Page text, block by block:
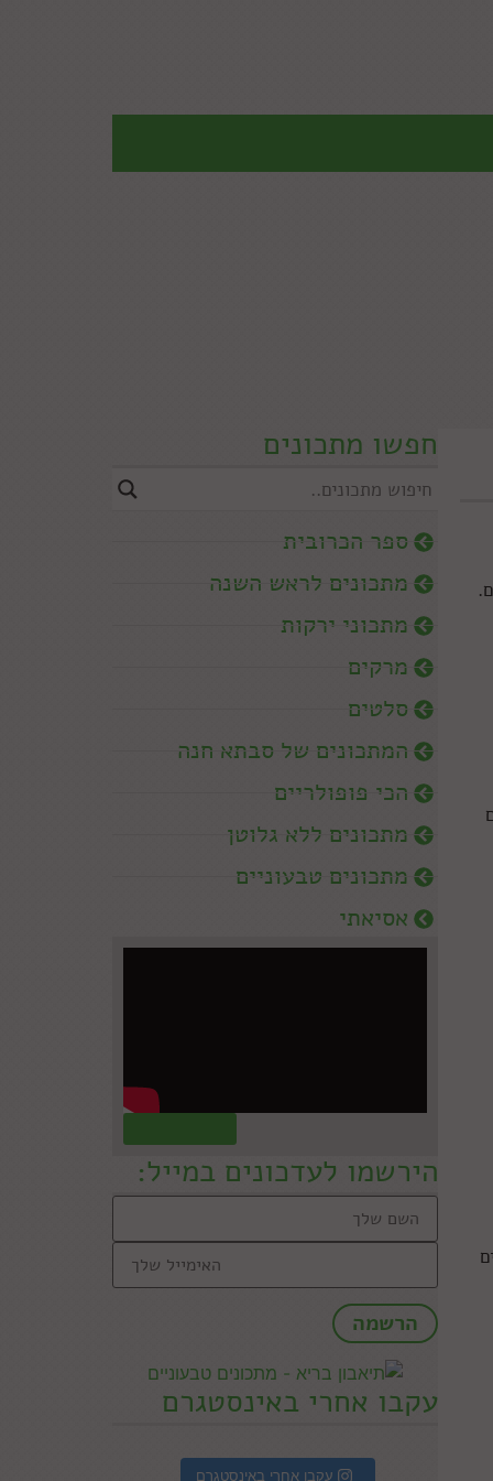
חפשו מתכונים
ספר הכרובית
מתכונים לראש השנה
מתכוני ירקות
מרקים
סלטים
המתכונים של סבתא חנה
הכי פופולריים
מתכונים ללא גלוטן
מתכונים טבעוניים
אסיאתי
הירשמו לעדכונים במייל:
עקבו אחרי באינסטגרם
עקבו אחרי באינסטגרם